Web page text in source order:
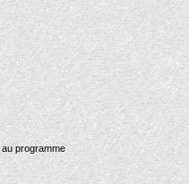
programme